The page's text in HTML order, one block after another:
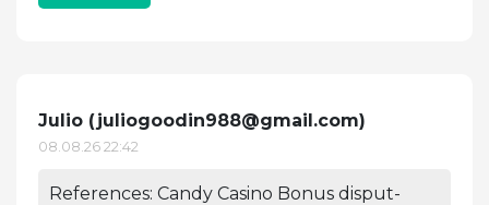
Julio (juliogoodin988@gmail.com)
08.08.26 22:42
References: Candy Casino Bonus disput-